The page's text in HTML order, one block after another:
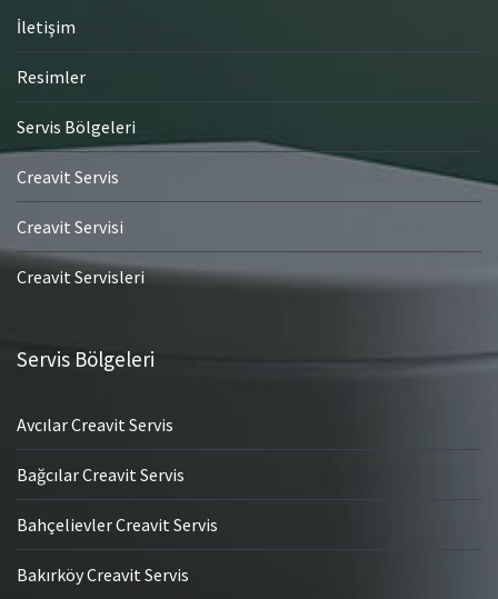
İletişim
Resimler
Servis Bölgeleri
Creavit Servis
Creavit Servisi
Creavit Servisleri
Servis Bölgeleri
Avcılar Creavit Servis
Bağcılar Creavit Servis
Bahçelievler Creavit Servis
Bakırköy Creavit Servis